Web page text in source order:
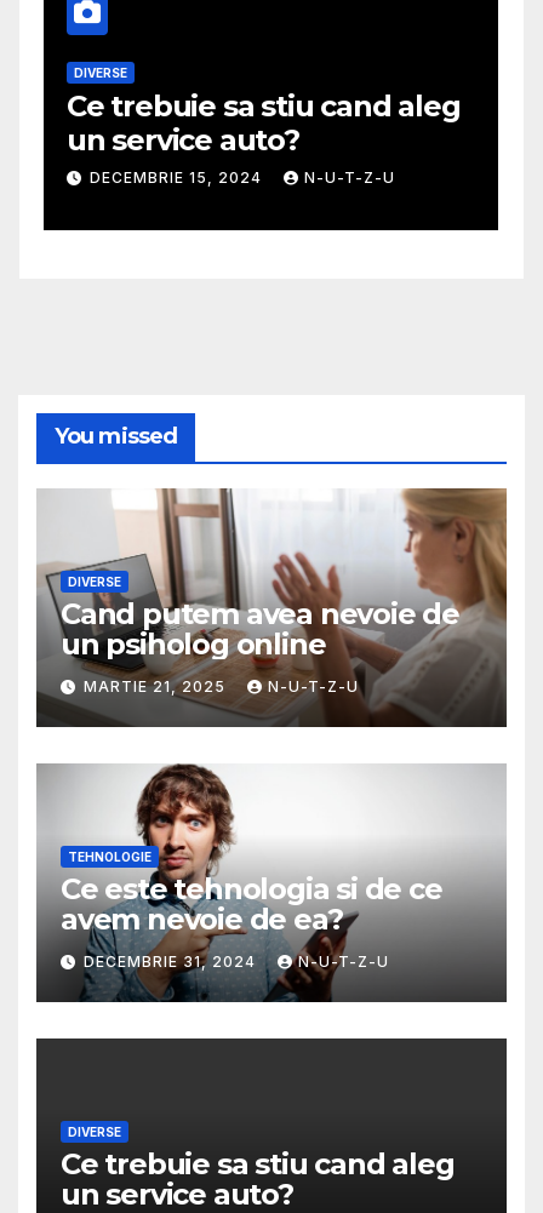
DIVERSE
Ce trebuie sa stiu cand aleg
un service auto?
DECEMBRIE 15, 2024 N-U-T-Z-U
You missed
DIVERSE
Cand putem avea nevoie de
un psiholog online
MARTIE 21, 2025 N-U-T-Z-U
TEHNOLOGIE
Ce este tehnologia si de ce
avem nevoie de ea?
DECEMBRIE 31, 2024 N-U-T-Z-U
DIVERSE
Ce trebuie sa stiu cand aleg
un service auto?